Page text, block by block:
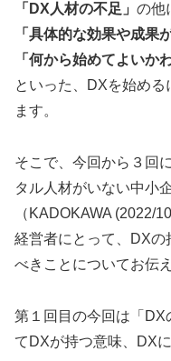
「DX人材の不足」 の他
「具体的な効果や成果
「何から始めてよいか
といった、DXを始め
ます。
そこで、今回から３回
タル人材がいない中小
（KADOKAWA
経営者にとって、DXの
べきことについてお伝
第１回目の今回は「DX
てDXが持つ意味、DX